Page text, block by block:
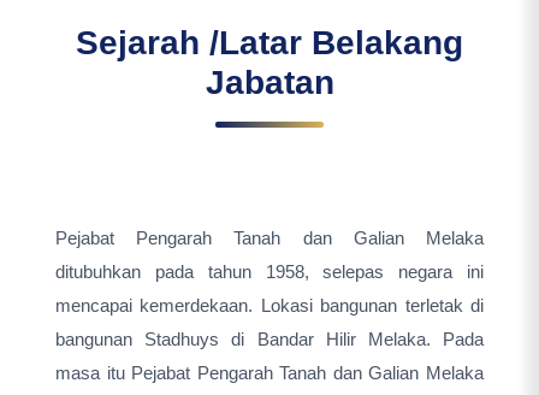
Sejarah /Latar Belakang
Jabatan
Pejabat Pengarah Tanah dan Galian Melaka
ditubuhkan pada tahun 1958, selepas negara ini
mencapai kemerdekaan. Lokasi bangunan terletak di
bangunan Stadhuys di Bandar Hilir Melaka. Pada
masa itu Pejabat Pengarah Tanah dan Galian Melaka